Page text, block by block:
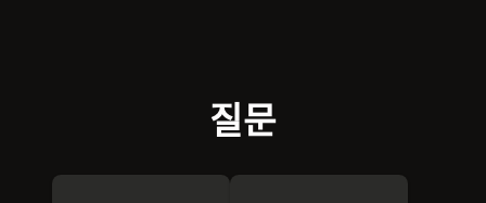
질문